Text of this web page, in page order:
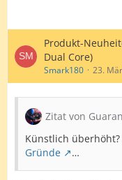
Produkt-
Dual Core)
Smark180 23.
Zitat von
Künstlich
Gründe
…